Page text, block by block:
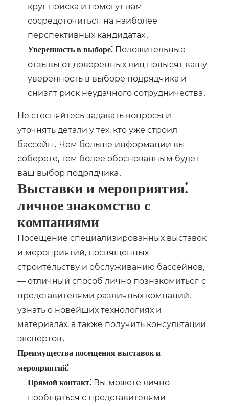
круг поиска и помогут вам
сосредоточиться на наиболее
перспективных кандидатах․
Уверенность в выборе⁚ Положительные
отзывы от доверенных лиц повысят вашу
уверенность в выборе подрядчика и
снизят риск неудачного сотрудничества․
Не стесняйтесь задавать вопросы и
уточнять детали у тех, кто уже строил
бассейн․ Чем больше информации вы
соберете, тем более обоснованным будет
ваш выбор подрядчика․
Выставки и мероприятия⁚
личное знакомство с
компаниями
Посещение специализированных выставок
и мероприятий, посвященных
строительству и обслуживанию бассейнов,
— отличный способ лично познакомиться с
представителями различных компаний,
узнать о новейших технологиях и
материалах, а также получить консультации
экспертов․
Преимущества посещения выставок и
мероприятий⁚
Прямой контакт⁚ Вы можете лично
пообщаться с представителями